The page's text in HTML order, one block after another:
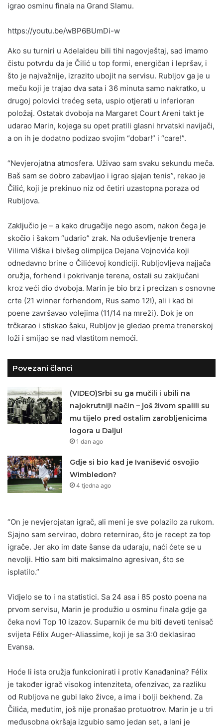
igrao osminu finala na Grand Slamu.
https://youtu.be/wBP6BUmDi-w
Ako su turniri u Adelaideu bili tihi nagovještaj, sad imamo
čistu potvrdu da je Čilić u top formi, energičan i lepršav, i
što je najvažnije, izrazito ubojit na servisu. Rubljov ga je u
meču koji je trajao dva sata i 36 minuta samo nakratko, u
drugoj polovici trećeg seta, uspio otjerati u inferioran
položaj. Ostatak dvoboja na Margaret Court Areni takt je
udarao Marin, kojega su opet pratili glasni hrvatski navijači,
a on ih je dodatno podizao svojim “dobar!” i “care!”.
“Nevjerojatna atmosfera. Uživao sam svaku sekundu meča.
Baš sam se dobro zabavljao i igrao sjajan tenis”, rekao je
Čilić, koji je prekinuo niz od četiri uzastopna poraza od
Rubljova.
Zaključio je – a kako drugačije nego asom, nakon čega je
skočio i šakom “udario” zrak. Na oduševljenje trenera
Vilima Viška i bivšeg olimpijca Dejana Vojnovića koji
odnedavno brine o Čilićevoj kondiciji. Rubljovljeva najjača
oružja, forhend i pokrivanje terena, ostali su zaključani
kroz veći dio dvoboja. Marin je bio brz i precizan s osnovne
crte (21 winner forhendom, Rus samo 12!), ali i kad bi
poene završavao volejima (11/14 na mreži). Dok je on
trčkarao i stiskao šaku, Rubljov je gledao prema trenerskoj
loži i smijao se nad vlastitom nemoći.
Povezani članci
(VIDEO)Srbi su ga mučili i ubili na
najokrutniji način – još živom spalili su
mu tijelo pred ostalim zarobljenicima
logora u Dalju!
1 dan ago
Gdje si bio kad je Ivanišević osvojio
Wimbledon?
4 tjedna ago
“On je nevjerojatan igrač, ali meni je sve polazilo za rukom.
Sjajno sam servirao, dobro reternirao, što je recept za top
igrače. Jer ako im date šanse da udaraju, naći ćete se u
nevolji. Htio sam biti maksimalno agresivan, što se
isplatilo.”
Vidjelo se to i na statistici. Sa 24 asa i 85 posto poena na
prvom servisu, Marin je produžio u osminu finala gdje ga
čeka novi Top 10 izazov. Suparnik će mu biti deveti tenisač
svijeta Félix Auger-Aliassime, koji je sa 3:0 deklasirao
Evansa.
Hoće li ista oružja funkcionirati i protiv Kanađanina? Félix
je također igrač visokog intenziteta, ofenzivac, za razliku
od Rubljova ne gubi lako živce, a ima i bolji bekhend. Za
Čilića, međutim, još nije pronašao protuotrov. Marin je u tri
međusobna okršaja izgubio samo jedan set, a lani je